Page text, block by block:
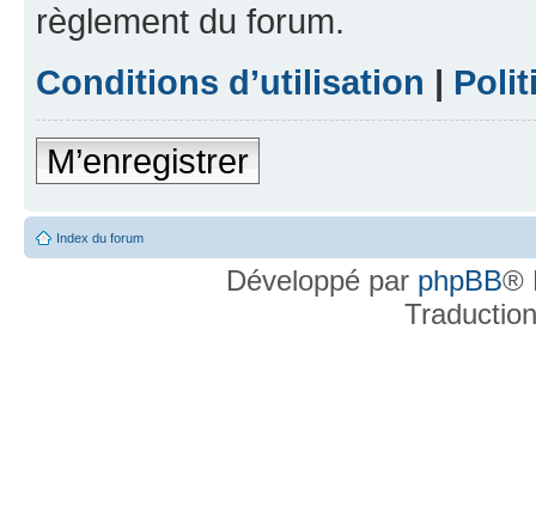
règlement du forum.
Conditions d’utilisation |
M’enregistrer
Index du forum
Développé par phpBB®